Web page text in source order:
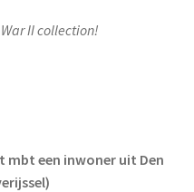
II collection!
mbt een inwoner uit Den